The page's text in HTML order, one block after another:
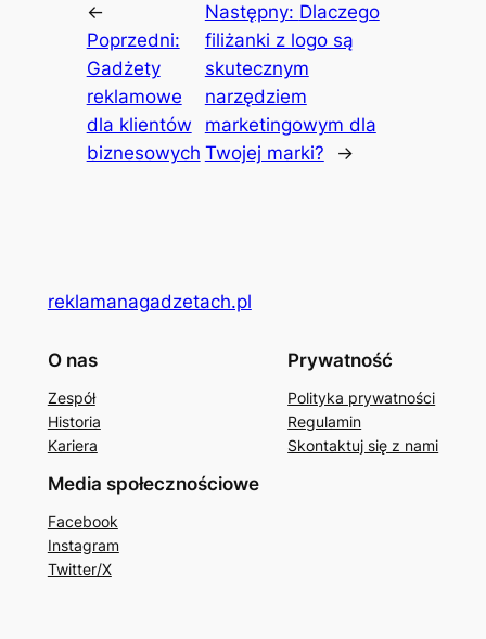
←
Poprzedni:
Gadżety
reklamowe
dla klientów
biznesowych
Następny: Dlaczego
filiżanki z logo są
skutecznym
narzędziem
marketingowym dla
Twojej marki?
→
reklamanagadzetach.pl
O nas
Zespół
Historia
Kariera
Prywatność
Polityka prywatności
Regulamin
Skontaktuj się z nami
Media społecznościowe
Facebook
Instagram
Twitter/X